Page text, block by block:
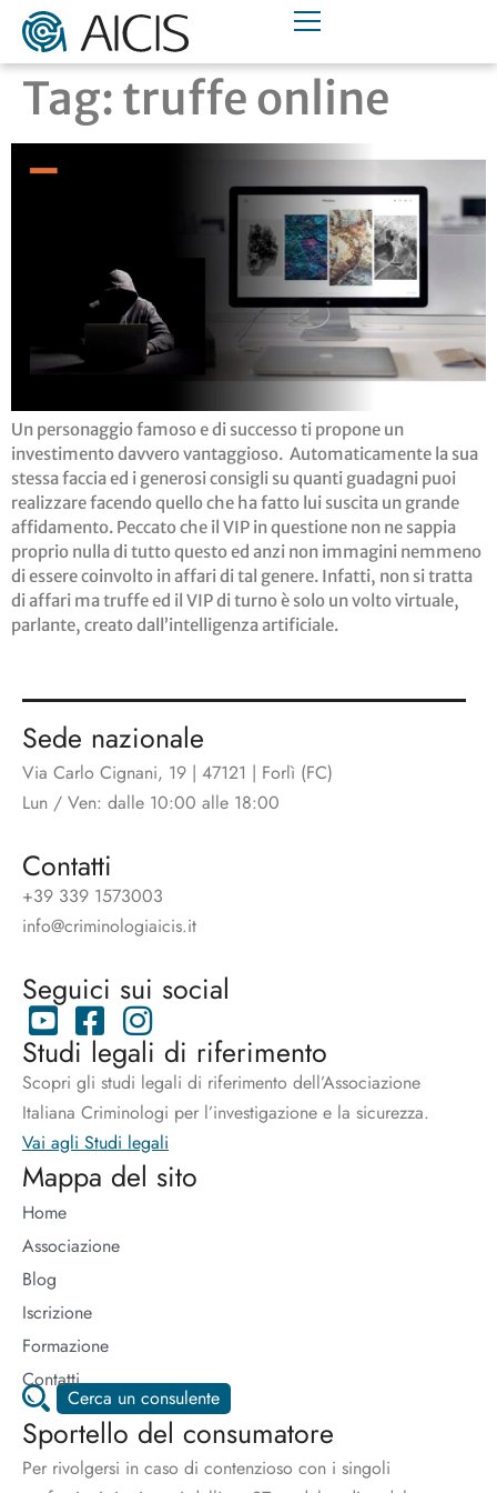
Tag: truffe online
Un personaggio famoso e di successo ti propone un
investimento davvero vantaggioso. Automaticamente la sua
stessa faccia ed i generosi consigli su quanti guadagni puoi
realizzare facendo quello che ha fatto lui suscita un grande
affidamento. Peccato che il VIP in questione non ne sappia
proprio nulla di tutto questo ed anzi non immagini nemmeno
di essere coinvolto in affari di tal genere. Infatti, non si tratta
di affari ma truffe ed il VIP di turno è solo un volto virtuale,
parlante, creato dall’intelligenza artificiale.
Sede nazionale
Via Carlo Cignani, 19 | 47121 | Forlì (FC)
Lun / Ven: dalle 10:00 alle 18:00
Contatti
+39 339 1573003
info@criminologiaicis.it
Seguici sui social
Studi legali di riferimento
Scopri gli studi legali di riferimento dell’Associazione
Italiana Criminologi per l’investigazione e la sicurezza.
Vai agli Studi legali
Mappa del sito
Home
Associazione
Blog
Iscrizione
Formazione
Contatti
Cerca un consulente
Sportello del consumatore
Per rivolgersi in caso di contenzioso con i singoli